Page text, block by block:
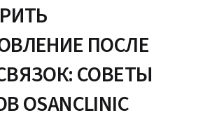
ПОСЛЕ
СОВЕТЫ
OSANCLINIC